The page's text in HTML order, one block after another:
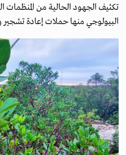
تكثيف الجهود الحالية من المنظمات
البيولوجي منها حملات إعادة تشجير